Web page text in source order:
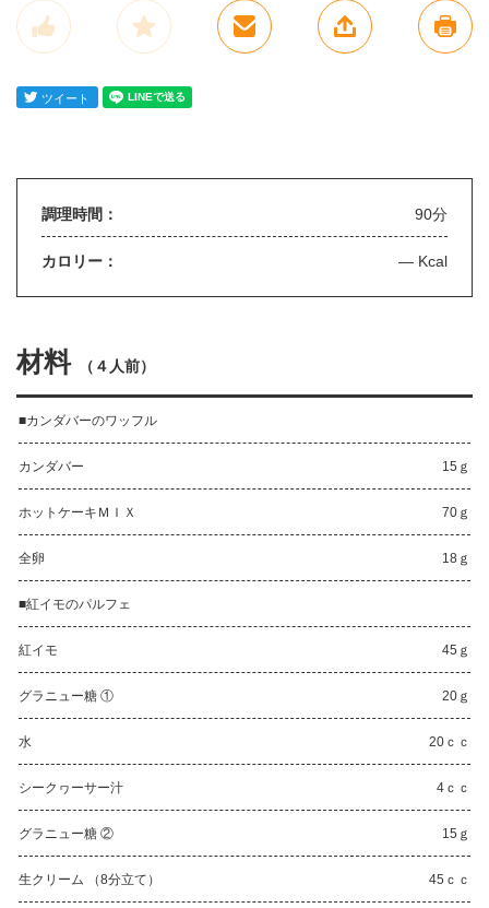
調理時間： 90分
カロリー： — Kcal
材料 （ ４人前）
■カンダバーのワッフル
カンダバー 15ｇ
ホットケーキＭＩＸ 70ｇ
全卵 18ｇ
■紅イモのパルフェ
紅イモ 45ｇ
グラニュー糖 ① 20ｇ
水 20ｃｃ
シークヮーサー汁 4ｃｃ
グラニュー糖 ② 15ｇ
生クリーム （8分立て） 45ｃｃ